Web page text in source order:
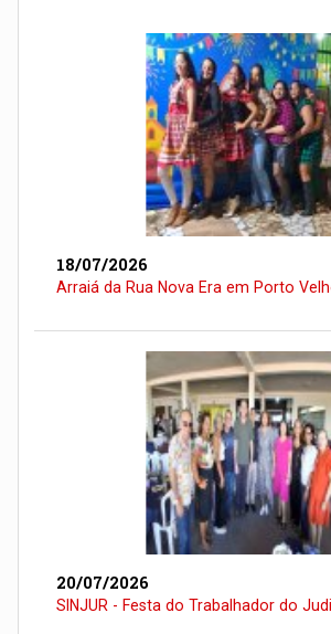
18/07/2026
Arraiá da Rua Nova Era em Porto
20/07/2026
SINJUR - Festa do Trabalhador do